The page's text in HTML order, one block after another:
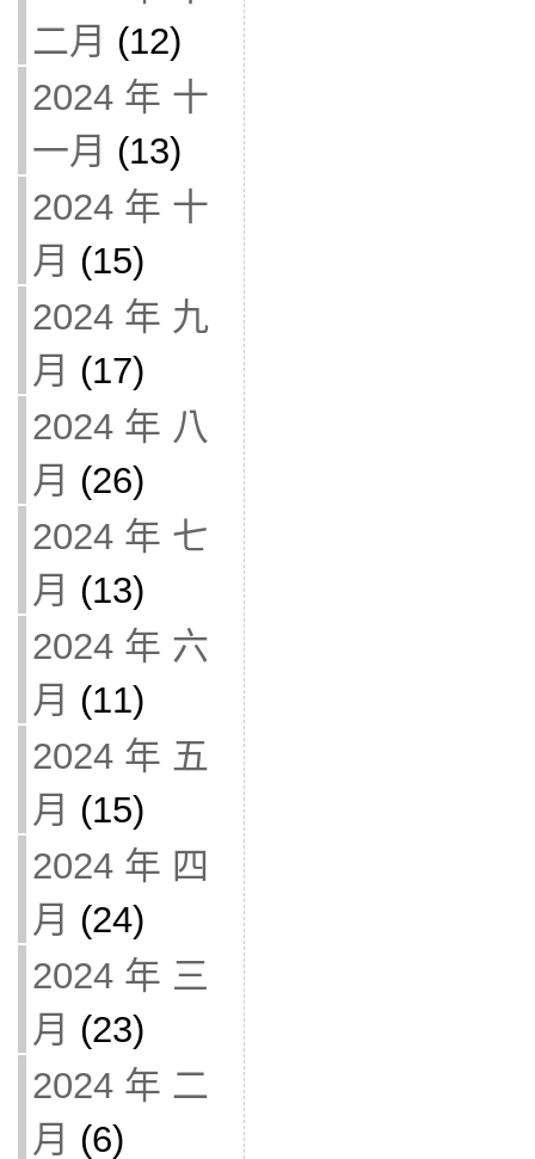
二月 (12)
2024 年 十
一月 (13)
2024 年 十
月 (15)
2024 年 九
月 (17)
2024 年 八
月 (26)
2024 年 七
月 (13)
2024 年 六
月 (11)
2024 年 五
月 (15)
2024 年 四
月 (24)
2024 年 三
月 (23)
2024 年 二
月 (6)